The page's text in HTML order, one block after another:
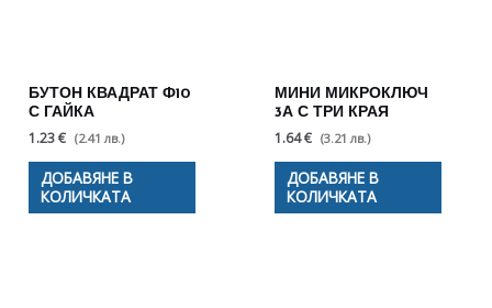
БУТОН КВАДРАТ Ф10
С ГАЙКА
1.23 € (2.41 лв.)
ДОБАВЯНЕ В
КОЛИЧКАТА
МИНИ МИКРОКЛЮЧ
3А С ТРИ КРАЯ
1.64 € (3.21 лв.)
ДОБАВЯНЕ В
КОЛИЧКАТА